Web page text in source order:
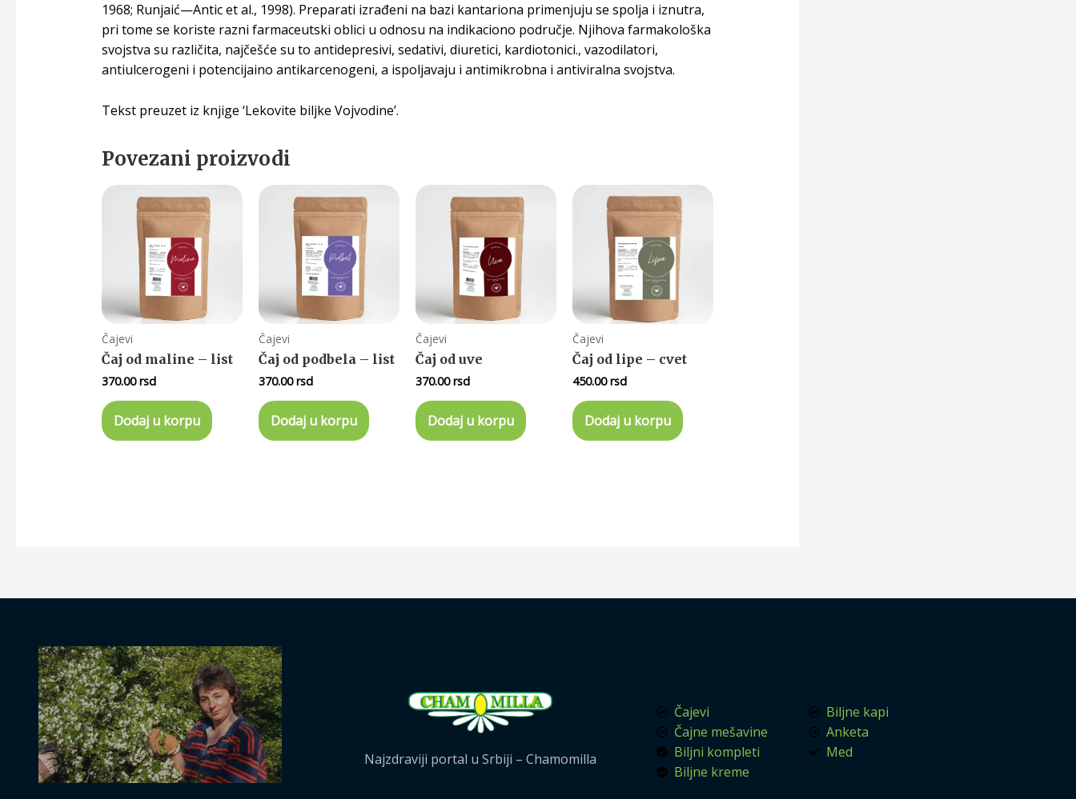
1968; Runjaić—Antic et al., 1998). Preparati izrađeni na bazi kantariona primenjuju se spolja i iznutra,
pri tome se koriste razni farmaceutski oblici u odnosu na indikaciono područje. Njihova farmakološka
svojstva su različita, najčešće su to antidepresivi, sedativi, diuretici, kardiotonici., vazodilatori,
antiulcerogeni i potencijaino antikarcenogeni, a ispoljavaju i antimikrobna i antiviralna svojstva.
Tekst preuzet iz knjige ‘Lekovite biljke Vojvodine’.
Povezani proizvodi
Čajevi
Čaj od maline – list
370.00rsd
Dodaj u korpu
Čajevi
Čaj od podbela – list
370.00rsd
Dodaj u korpu
Čajevi
Čaj od uve
370.00rsd
Dodaj u korpu
Čajevi
Čaj od lipe – cvet
450.00rsd
Dodaj u korpu
Najzdraviji portal u Srbiji – Chamomilla
Čajevi
Čajne mešavine
Biljni kompleti
Biljne kreme
Biljne kapi
Anketa
Med